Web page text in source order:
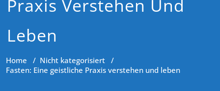
Praxis Verstehen Und
Leben
Home / Nicht kategorisiert /
Fasten: Eine geistliche Praxis verstehen und leben